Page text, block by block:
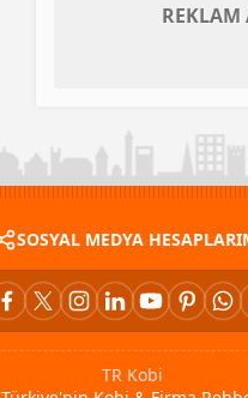
SOSYAL MEDYA
TR Kobi